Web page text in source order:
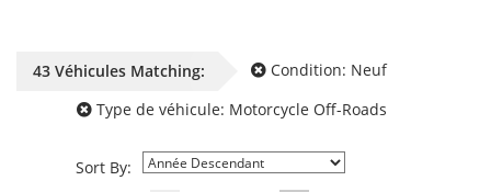
43 Véhicules Matching: Condition: Neuf
Type de véhicule: Motorcycle Off-Roads
Sort By: